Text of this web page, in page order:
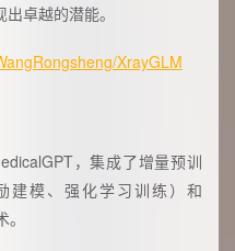
卓越的潜能。
XrayGLM
，集成了增量预训
建模、强化学习训练）和